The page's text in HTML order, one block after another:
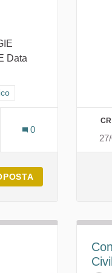
Data
il cambiamento
NEL
0
VERSO LA